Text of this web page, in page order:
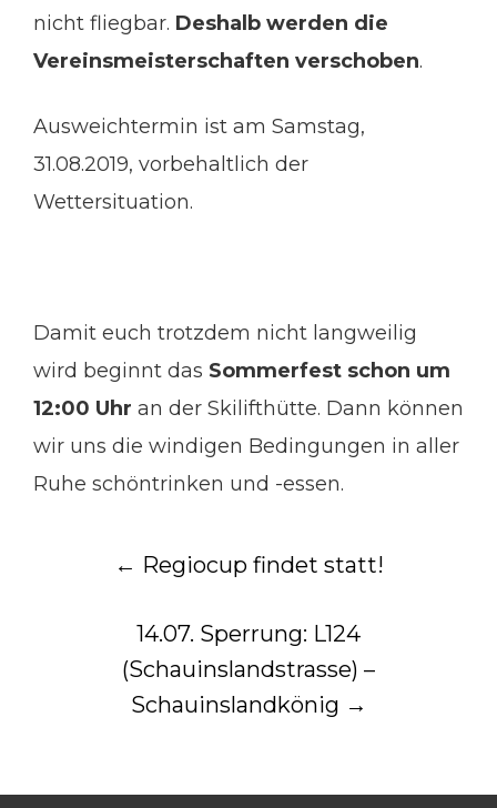
nicht fliegbar. Deshalb werden die
Vereinsmeisterschaften verschoben.
Ausweichtermin ist am Samstag,
31.08.2019, vorbehaltlich der
Wettersituation.
Damit euch trotzdem nicht langweilig
wird beginnt das Sommerfest schon um
12:00 Uhr an der Skilifthütte. Dann können
wir uns die windigen Bedingungen in aller
Ruhe schöntrinken und -essen.
Post
navigation
← Regiocup findet statt!
14.07. Sperrung: L124
(Schauinslandstrasse) –
Schauinslandkönig →